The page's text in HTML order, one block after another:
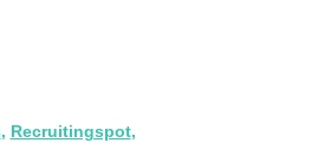
, Recruitingspot,